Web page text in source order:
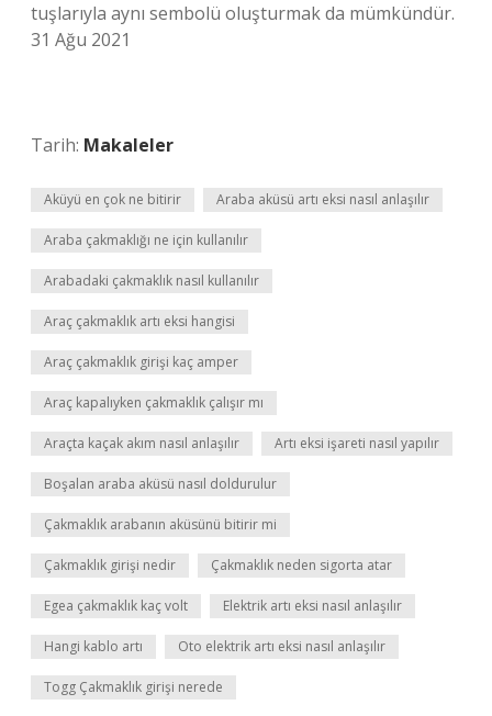
tuşlarıyla aynı sembolü oluşturmak da mümkündür.
31 Ağu 2021
Tarih: Makaleler
Aküyü en çok ne bitirir Araba aküsü artı eksi nasıl anlaşılır
Araba çakmaklığı ne için kullanılır
Arabadaki çakmaklık nasıl kullanılır
Araç çakmaklık artı eksi hangisi
Araç çakmaklık girişi kaç amper
Araç kapalıyken çakmaklık çalışır mı
Araçta kaçak akım nasıl anlaşılır Artı eksi işareti nasıl yapılır
Boşalan araba aküsü nasıl doldurulur
Çakmaklık arabanın aküsünü bitirir mi
Çakmaklık girişi nedir Çakmaklık neden sigorta atar
Egea çakmaklık kaç volt Elektrik artı eksi nasıl anlaşılır
Hangi kablo artı Oto elektrik artı eksi nasıl anlaşılır
Togg Çakmaklık girişi nerede